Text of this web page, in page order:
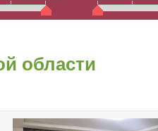
области